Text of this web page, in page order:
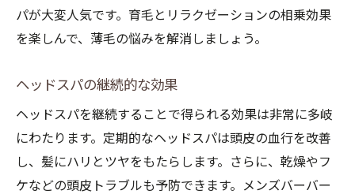
パが大変人気です。育毛とリラクゼーションの相乗効果
を楽しんで、薄毛の悩みを解消しましょう。
ヘッドスパの継続的な効果
ヘッドスパを継続することで得られる効果は非常に多岐
にわたります。定期的なヘッドスパは頭皮の血行を改善
し、髪にハリとツヤをもたらします。さらに、乾燥やフ
ケなどの頭皮トラブルも予防できます。メンズバーバー